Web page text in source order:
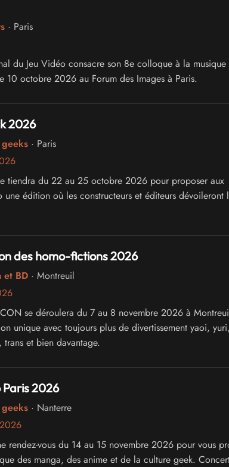
· Paris
du Jeu Vidéo consacre son 8e colloque à la musique
10 octobre 2026 au Forum des Images à Paris.
2026
· Paris
tiendra du 22 au 25 octobre 2026 pour proposer aux
une édition où les constructeurs et éditeurs dévoileront
des homo-fictions 2026
et BD· Montreuil
se déroulera du 7 au 8 novembre 2026 à
unique avec toujours plus de divertissement yaoi,
et bien davantage.
2026
· Nanterre
rendez-vous du 14 au 15 novembre 2026 pour vous
des manga, des anime et de la culture geek.